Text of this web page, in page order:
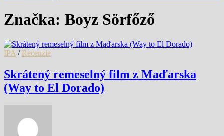
Značka: Boyz Sörfőző
IPA / Recenzie
Skrátený remeselný film z Maďarska
(Way to El Dorado)